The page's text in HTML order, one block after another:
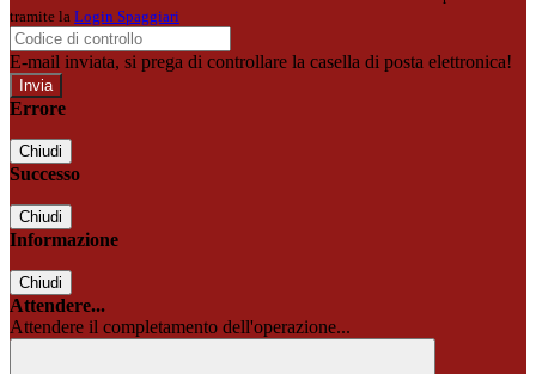
tramite la Login Spaggiari
E-mail inviata, si prega di controllare la casella di posta elettronica!
Errore
Chiudi
Successo
Chiudi
Informazione
Chiudi
Attendere...
Attendere il completamento dell'operazione...